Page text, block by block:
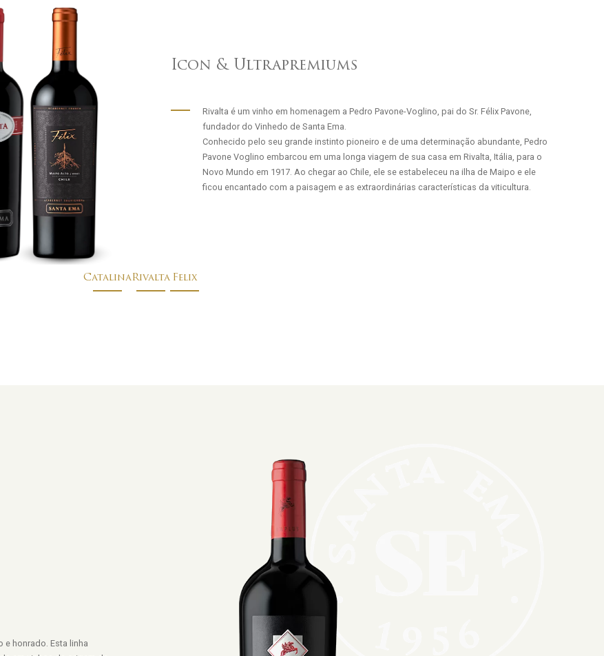
Icon & Ultrapremiums
Rivalta é um vinho em homenagem a Pedro Pavone-Voglino, pai do Sr. Félix Pavone,
fundador do Vinhedo de Santa Ema.
Conhecido pelo seu grande instinto pioneiro e de uma determinação abundante, Pedro
Pavone Voglino embarcou em uma longa viagem de sua casa em Rivalta, Itália, para o
Novo Mundo em 1917. Ao chegar ao Chile, ele se estabeleceu na ilha de Maipo e ele
ficou encantado com a paisagem e as extraordinárias características da viticultura.
CatalinaRivalta Felix
e honrado. Esta linha